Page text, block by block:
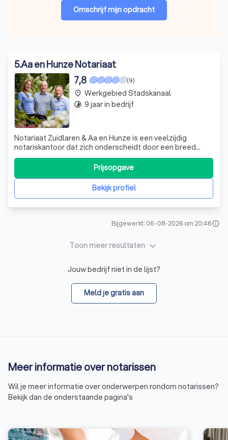
Omschrijf mijn opdracht
5.Aa en Hunze Notariaat
(9)
7,8
Notariaat Zuidlaren & Aa en Hunze is een veelzijdig
notariskantoor dat zich onderscheidt door een breed
scala aan notariële diensten aan te bieden. Van het
opstellen van testamenten tot de afwikkeling van
nalatenschappen en de overdracht van woningen, wij
zorgen ervoor dat al uw notariële behoeften
Bekijk profiel
Prijsopgave
place Werkgebied Stadskanaal
timelapse 9 jaar in bedrijf
Bijgewerkt: 06-08-2026 om 20:46info
Toon meer resultaten keyboard_arrow_down
Jouw bedrijf niet in de lijst?
Meld je gratis aan
Meer informatie over notarissen
Wil je meer informatie over onderwerpen rondom notarissen?
Bekijk dan de onderstaande pagina's